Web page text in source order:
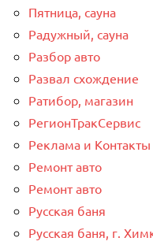
Пятница, сауна
Радужный, сауна
Разбор авто
Развал схождение
Ратибор, магазин
РегионТракСервис
Реклама и Контакты
Ремонт авто
Ремонт авто
Русская баня
Русская баня, г.